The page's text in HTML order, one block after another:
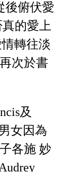
後俯伏愛
的愛上
轉往淡
次於書
及
女因為
各施 妙